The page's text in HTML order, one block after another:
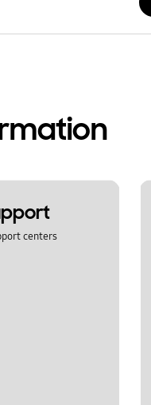
centers